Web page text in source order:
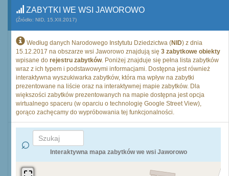
ZABYTKI WE WSI JAWOROWO
(Źródło: NID, 15.XII.2017)
Według danych Narodowego Instytutu Dziedzictwa (NID) z dnia
15.12.2017 na obszarze wsi Jaworowo znajdują się 3 zabytkowe obiekty
wpisane do rejestru zabytków. Poniżej znajduje się pełna lista zabytków
wraz z ich typem i podstawowymi informacjami. Dostępna jest również
interaktywna wyszukiwarka zabytków, która ma wpływ na zabytki
prezentowane na liście oraz na interaktywnej mapie zabytków. Dla
większości zabytków prezentowanych na mapie dostępna jest opcja
wirtualnego spaceru (w oparciu o technologię Google Street View),
gorąco zachęcamy do wypróbowania tej funkcjonalności.
Interaktywna mapa zabytków we wsi Jaworowo